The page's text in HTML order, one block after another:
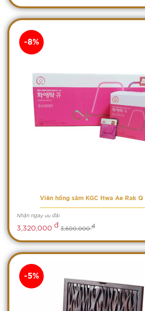
Viên hồng sâm KGC Hwa Ae Rak Q
Nhận ngay ưu đãi
3,320,000 đ 3,600,000đ
-8%
-5%